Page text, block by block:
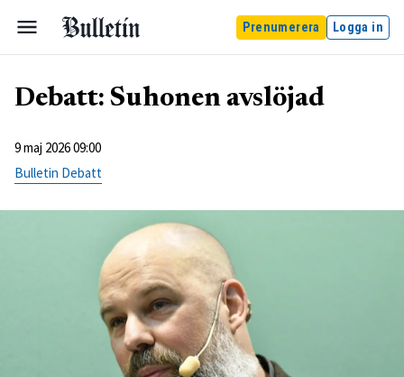
Prenumerera Logga in
Debatt: Suhonen avslöjad
9 maj 2026 09:00
Bulletin Debatt